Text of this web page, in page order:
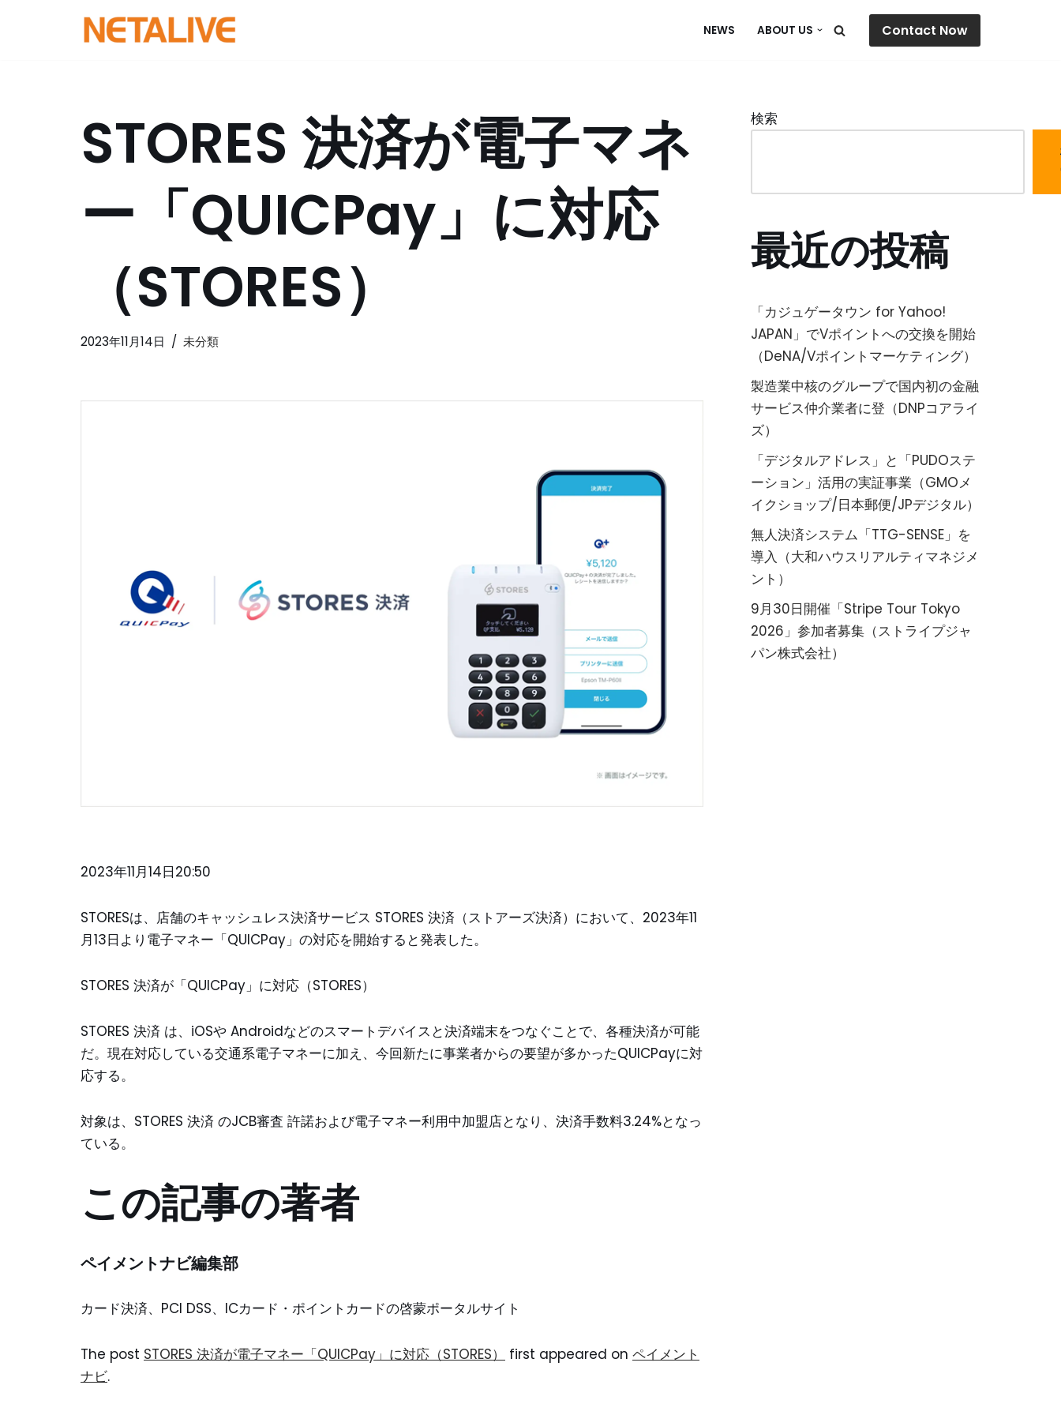
NEWS ABOUT US Contact Now
STORES 決済が電子マネ
ー「QUICPay」に対応
（STORES）
2023年11月14日 未分類
2023年11月14日20:50
STORESは、店舗のキャッシュレス決済サービス STORES 決済（ストアーズ決済）において、2023年11
月13日より電子マネー「QUICPay」の対応を開始すると発表した。
STORES 決済が「QUICPay」に対応（STORES）
STORES 決済 は、iOSや Androidなどのスマートデバイスと決済端末をつなぐことで、各種決済が可能
だ。現在対応している交通系電子マネーに加え、今回新たに事業者からの要望が多かったQUICPayに対
応する。
対象は、STORES 決済 のJCB審査 許諾および電子マネー利用中加盟店となり、決済手数料3.24%となっ
ている。
この記事の著者
ペイメントナビ編集部
カード決済、PCI DSS、ICカード・ポイントカードの啓蒙ポータルサイト
The post STORES 決済が電子マネー「QUICPay」に対応（STORES） first appeared on ペイメント
ナビ.
検索
最近の投稿
「カジュゲータウン for Yahoo!
JAPAN」でVポイントへの交換を開始
（DeNA/Vポイントマーケティング）
製造業中核のグループで国内初の金融
サービス仲介業者に登（DNPコアライ
ズ）
「デジタルアドレス」と「PUDOステ
ーション」活用の実証事業（GMOメ
イクショップ/日本郵便/JPデジタル）
無人決済システム「TTG-SENSE」を
導入（大和ハウスリアルティマネジメ
ント）
9月30日開催「Stripe Tour Tokyo
2026」参加者募集（ストライプジャ
パン株式会社）